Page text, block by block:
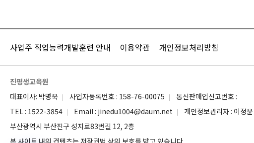
사업주 직업능력개발훈련 안내 이용약관 개인정보처리방침
진평생교육원
대표이사: 박명욱
사업자등록번호 : 158-76-00075
통신판매업신고번호 :
TEL : 1522-3854
Email : jinedu1004@daum.net
개인정보관리자 : 이정윤
부산광역시 부산진구 성지로83번길 12, 2층
본 사이트 내의 컨텐츠는 저작권법 상의 보호를 받고 있습니다.